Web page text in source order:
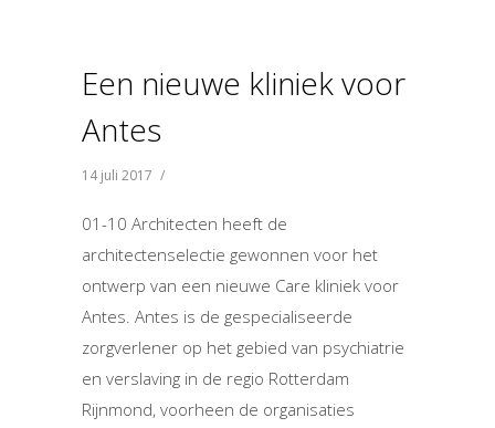
Een nieuwe kliniek voor
Antes
14 juli 2017 /
01-10 Architecten heeft de
architectenselectie gewonnen voor het
ontwerp van een nieuwe Care kliniek voor
Antes. Antes is de gespecialiseerde
zorgverlener op het gebied van psychiatrie
en verslaving in de regio Rotterdam
Rijnmond, voorheen de organisaties